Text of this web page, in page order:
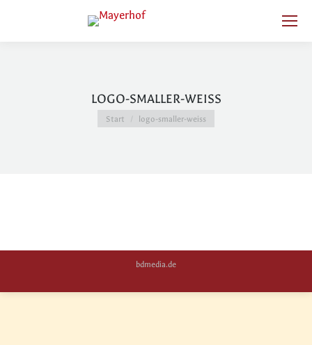
LOGO-SMALLER-WEISS
Sie befinden sich hier:
Start logo-smaller-weiss
bdmedia.de